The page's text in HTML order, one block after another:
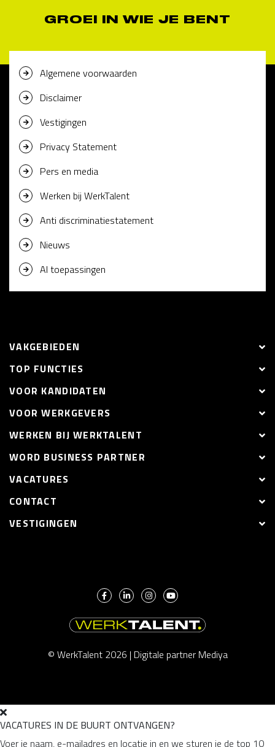
GROEI IN WIE JE BENT
Algemene voorwaarden
Disclaimer
Vestigingen
Privacy Statement
Pers en media
Werken bij WerkTalent
Anti discriminatiestatement
Nieuws
AI toepassingen
VAKGEBIEDEN
TOP FUNCTIES
VOOR KANDIDATEN
VOOR WERKGEVERS
WERKEN BIJ WERKTALENT
WORD BUSINESS PARTNER
VACATURES
CONTACT
VESTIGINGEN
© WerkTalent 2026 | Digitale partner Mediya
VACATURES IN DE BUURT ONTVANGEN?
Voer je naam, e-mailadres en locatie in en we sturen je de top 10